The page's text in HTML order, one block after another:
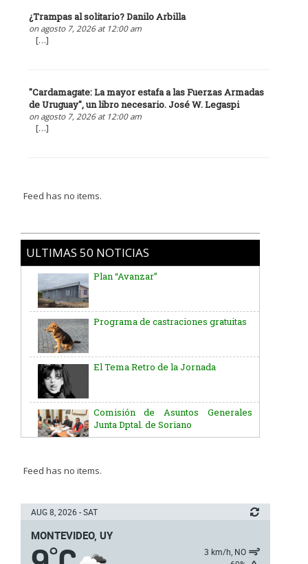
¿Trampas al solitario? Danilo Arbilla
on agosto 7, 2026 at 12:00 am
[…]
"Cardamagate: La mayor estafa a las Fuerzas Armadas
de Uruguay", un libro necesario. José W. Legaspi
on agosto 7, 2026 at 12:00 am
[…]
Feed has no items.
ULTIMAS 50 NOTICIAS
Plan “Avanzar”
Programa de castraciones gratuitas
El Tema Retro de la Jornada
Comisión de Asuntos Generales
Junta Dptal. de Soriano
José G. Artigas
Batallón “Asencio” de Infantería N° 5
Feed has no items.
AUG 8, 2026 - SAT
MONTEVIDEO, UY
°
3 km/h, NO